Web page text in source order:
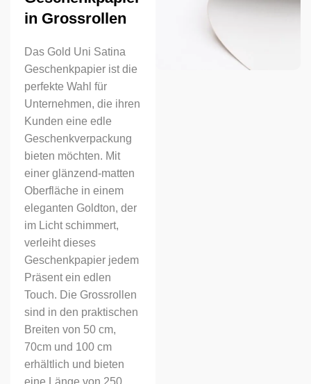
in Grossrollen
Das Gold Uni Satina
Geschenkpapier ist die
perfekte Wahl für
Unternehmen, die ihren
Kunden eine edle
Geschenkverpackung
bieten möchten. Mit
einer glänzend-matten
Oberfläche in einem
eleganten Goldton, der
im Licht schimmert,
verleiht dieses
Geschenkpapier jedem
Präsent ein edlen
Touch. Die Grossrollen
sind in den praktischen
Breiten von 50 cm,
70cm und 100 cm
erhältlich und bieten
eine Länge von 250